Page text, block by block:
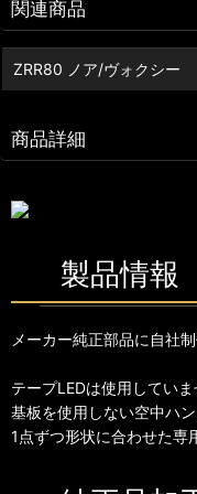
関連商品
ZRR80 ノア/ヴォクシー
商品詳細
製品情報
メーカー純正部品に自社
テープLEDは使用していま
基板を使用しない空中ハ
1点ずつ形状に合わせた専